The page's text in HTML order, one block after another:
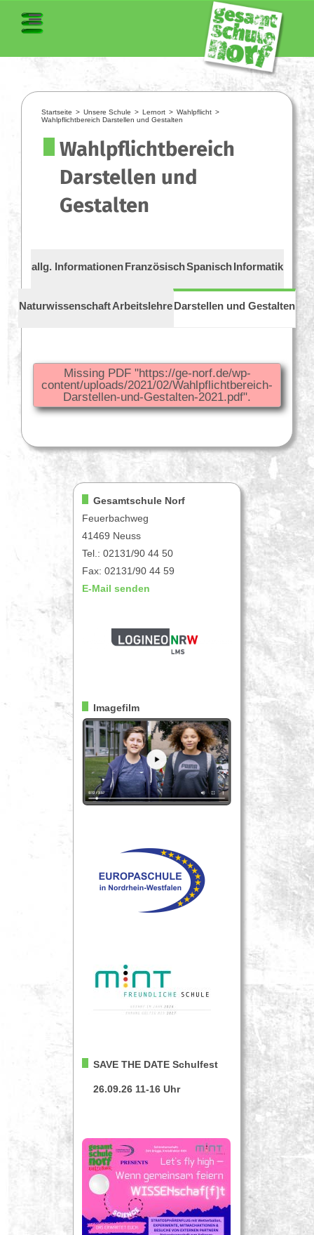
Wahlpflichtbereich
Darstellen und
Gestalten
Startseite > Unsere Schule > Lernort > Wahlpflicht >
Wahlpflichtbereich Darstellen und Gestalten
allg. Informationen FranzösischSpanisch Informatik
NaturwissenschaftArbeitslehreDarstellen und Gestalten
Missing PDF "https://ge-norf.de/wp-
content/uploads/2021/02/Wahlpflichtbereich-
Darstellen-und-Gestalten-2021.pdf".
Gesamtschule Norf
Feuerbachweg
41469 Neuss
Tel.: 02131/90 44 50
Fax: 02131/90 44 59
E-Mail senden
Imagefilm
SAVE THE DATE Schulfest
26.09.26 11-16 Uhr